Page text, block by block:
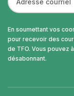
En soumettant vos
pour recevoir des
de TFO. Vous pouvez
désabonnant.